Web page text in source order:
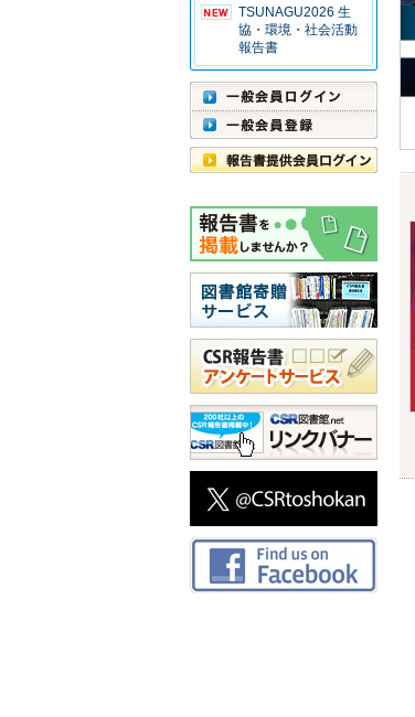
TSUNAGU2026 生
協・環境・社会活動
報告書